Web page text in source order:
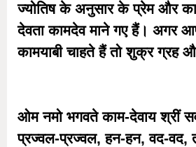
ज्योतिष के अनुसार के प्रेम और
देवता कामदेव माने गए हैं। अगर
कामयाबी चाहते हैं तो शुक्र ग्रह
ओम नमो भगवते काम-देवाय श्रीं
प्रज्वल-प्रज्वल, हन-हन, वद-वद,